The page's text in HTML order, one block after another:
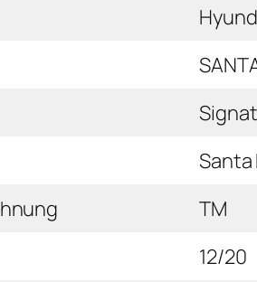
Santa
TM
12/20